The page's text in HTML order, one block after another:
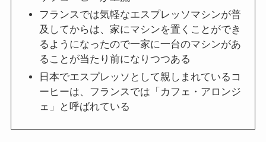
フランスでは気軽なエスプレッソマシンが普
及してからは、家にマシンを置くことができ
るようになったので一家に一台のマシンがあ
ることが当たり前になりつつある
日本でエスプレッソとして親しまれているコ
ーヒーは、フランスでは「カフェ・アロンジ
ェ」と呼ばれている